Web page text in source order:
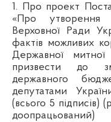
1. Про проект
«Про утворення
Верховної Ради
фактів можливих
Державної
призвести до
державного
депутатами
(всього 5 підписів)
доопрацьований)